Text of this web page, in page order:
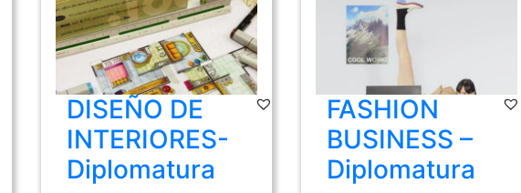
DISEÑO DE
INTERIORES-
Diplomatura
FASHION
BUSINESS –
Diplomatura